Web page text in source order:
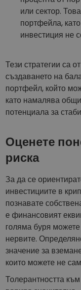
или сектор.
портфейла,
инвестиция не
Тези стратегии са
създаването на
портфейл, който
като намалява
потенциала за
Оценете
риска
За да се
инвестициите в
познавате
е финансовият
голяма буря
нервите.
значение за
които можете не
Толерантността